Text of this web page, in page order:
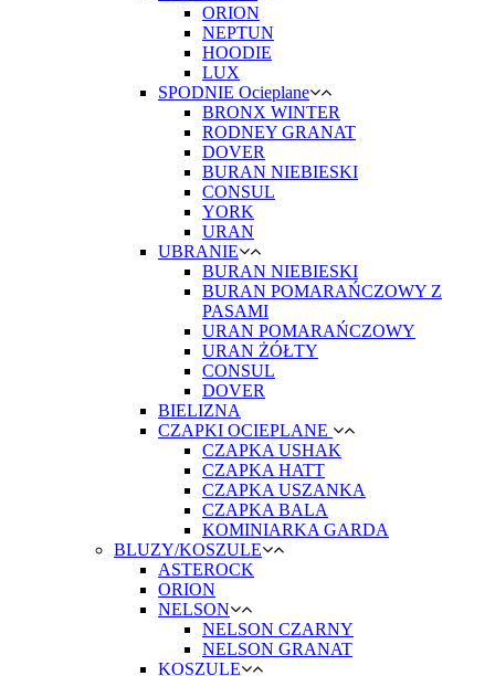
ORION
NEPTUN
HOODIE
LUX
SPODNIE Ocieplane
BRONX WINTER
RODNEY GRANAT
DOVER
BURAN NIEBIESKI
CONSUL
YORK
URAN
UBRANIE
BURAN NIEBIESKI
BURAN POMARAŃCZOWY Z
PASAMI
URAN POMARAŃCZOWY
URAN ŻÓŁTY
CONSUL
DOVER
BIELIZNA
CZAPKI OCIEPLANE
CZAPKA USHAK
CZAPKA HATT
CZAPKA USZANKA
CZAPKA BALA
KOMINIARKA GARDA
BLUZY/KOSZULE
ASTEROCK
ORION
NELSON
NELSON CZARNY
NELSON GRANAT
KOSZULE